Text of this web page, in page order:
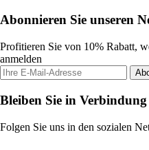
Abonnieren Sie unseren
Profitieren Sie von 10% Rabatt,
anmelden
Bleiben Sie in Verbindung
Folgen Sie uns in den sozialen